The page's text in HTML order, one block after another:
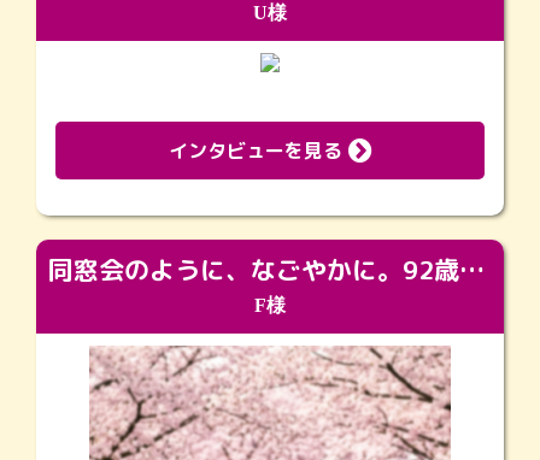
U様
インタビューを見る
同窓会のように、なごやかに。92歳の旅立ちを彩った、再会と感謝の場
F様